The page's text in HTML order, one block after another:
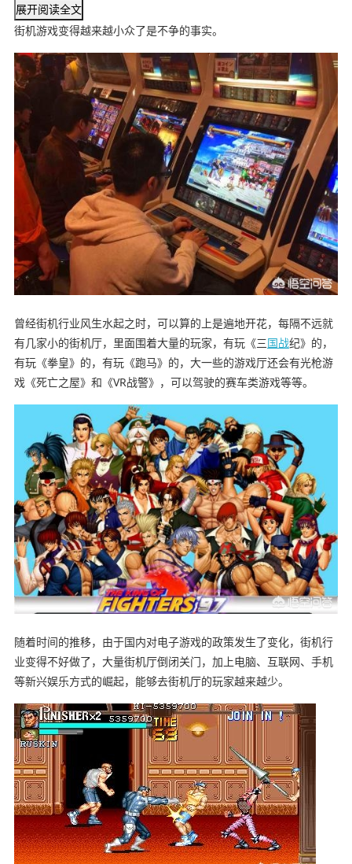
展开阅读全文
街机游戏变得越来越小众了是不争的事实。
曾经街机行业风生水起之时，可以算的上是遍地开花，每隔不远就
有几家小的街机厅，里面围着大量的玩家，有玩《三国战纪》的，
有玩《拳皇》的，有玩《跑马》的，大一些的游戏厅还会有光枪游
戏《死亡之屋》和《VR战警》，可以驾驶的赛车类游戏等等。
随着时间的推移，由于国内对电子游戏的政策发生了变化，街机行
业变得不好做了，大量街机厅倒闭关门，加上电脑、互联网、手机
等新兴娱乐方式的崛起，能够去街机厅的玩家越来越少。